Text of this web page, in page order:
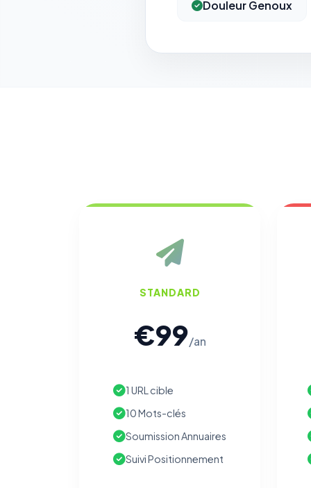
Douleur Genoux
STANDARD
€99/an
1 URL cible
10 Mots-clés
Soumission Annuaires
Suivi Positionnement